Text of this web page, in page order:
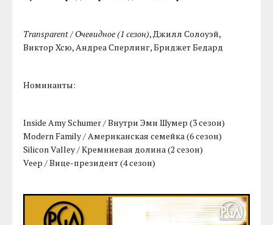
Transparent / Очевидное (1 сезон), Джилл Солоуэй,
Виктор Хсю, Андреа Сперлинг, Бриджет Бедард
Номинанты:
Inside Amy Schumer / Внутри Эми Шумер (3 сезон)
Modern Family / Американская семейка (6 сезон)
Silicon Valley / Кремниевая долина (2 сезон)
Veep / Вице-президент (4 сезон)